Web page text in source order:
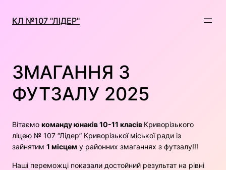
вмісту
КЛ №107 "ЛІДЕР"
ЗМАГАННЯ З
ФУТЗАЛУ 2025
Вітаємо команду юнаків 10-11 класів Криворізького
ліцею № 107 “Лідер” Криворізької міської ради із
зайнятим 1 місцем у районних змаганнях з футзалу!!!
Наші переможці показали достойний результат на рівні